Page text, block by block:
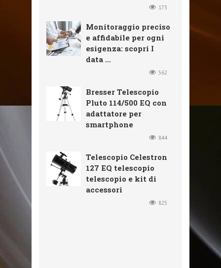
173
Monitoraggio preciso
e affidabile per ogni
esigenza: scopri I
data ...
562
Bresser Telescopio
Pluto 114/500 EQ con
adattatore per
smartphone
844
Telescopio Celestron
127 EQ telescopio
telescopio e kit di
accessori
825